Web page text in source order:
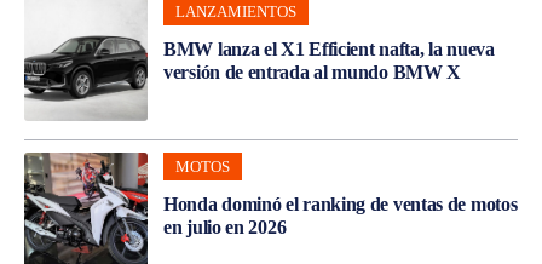
LANZAMIENTOS
BMW lanza el X1 Efficient nafta, la nueva
versión de entrada al mundo BMW X
MOTOS
Honda dominó el ranking de ventas de motos
en julio en 2026